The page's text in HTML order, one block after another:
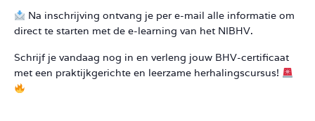
Na inschrijving ontvang je per e-mail alle informatie om
direct te starten met de e-learning van het NIBHV.
Schrijf je vandaag nog in en verleng jouw BHV-certificaat
met een praktijkgerichte en leerzame herhalingscursus!